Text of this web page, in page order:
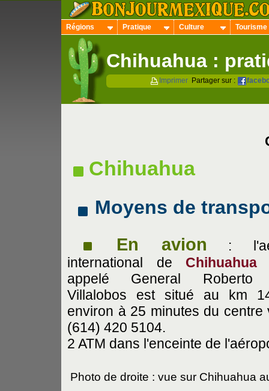
Régions Pratique Culture Tourisme
Chihuahua :
Imprimer Partager sur :
Chihuahua
Moyens de
En avion :
international de Chihuahua
appelé General Roberto
Villalobos est situé au km
environ à 25 minutes du
(614) 420 5104.
2 ATM dans l'enceinte de
Photo de droite : vue sur Chihuahua